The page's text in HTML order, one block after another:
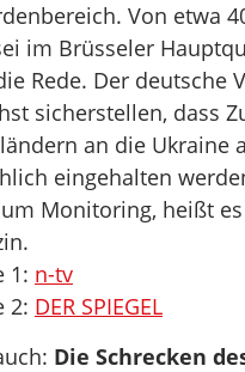
Von etwa
im Brüsseler
Rede. Der deutsche
sicherstellen, dass
an die Ukraine
eingehalten
Monitoring, heißt
1: n-tv
2: DER SPIEGEL
Die Schrecken